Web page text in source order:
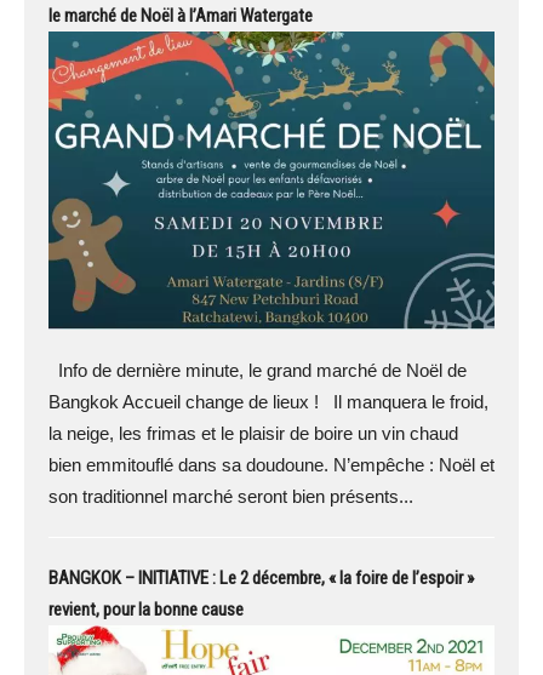
le marché de Noël à l’Amari Watergate
Info de dernière minute, le grand marché de Noël de
Bangkok Accueil change de lieux ! Il manquera le froid,
la neige, les frimas et le plaisir de boire un vin chaud
bien emmitouflé dans sa doudoune. N’empêche : Noël et
son traditionnel marché seront bien présents...
BANGKOK – INITIATIVE : Le 2 décembre, « la foire de l’espoir »
revient, pour la bonne cause